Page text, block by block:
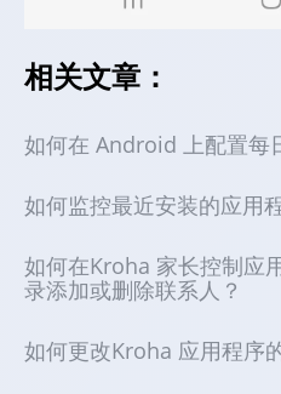
相关文章：
如何在 Android 上配置每
如何监控最近安装的应用
如何在Kroha 家长控制应
录添加或删除联系人？
如何更改Kroha 应用程序